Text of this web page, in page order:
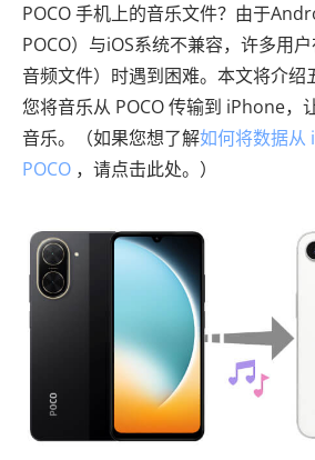
POCO 手机上的音乐文件？由于
POCO）与iOS系统不兼容，许多用
音频文件）时遇到困难。本文将介绍
您将音乐从 POCO 传输到 iPhone，
音乐。（如果您想了解如何将数据从
POCO ，请点击此处。）